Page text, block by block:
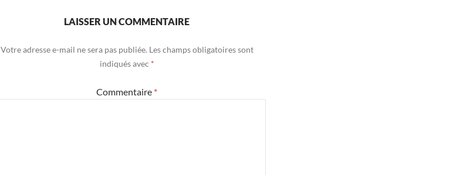
LAISSER UN COMMENTAIRE
Votre adresse e-mail ne sera pas publiée. Les champs obligatoires sont
indiqués avec *
Commentaire *